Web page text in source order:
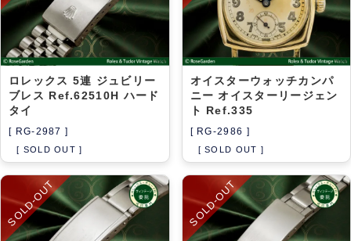
ロレックス 5連 ジュビリー
ブレス Ref.62510H ハード
タイ
[ RG-2987 ]
[ SOLD OUT ]
オイスターウォッチカンパ
ニー オイスターリージェン
ト Ref.335
[ RG-2986 ]
[ SOLD OUT ]
SOLD-OUT SOLD-OUT